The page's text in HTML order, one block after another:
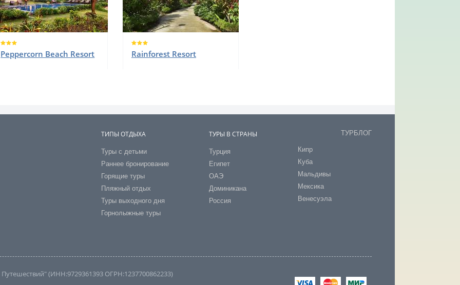
Peppercorn Beach Resort Rainforest Resort
ТИПЫ ОТДЫХА
Туры с детьми
Раннее бронирование
Горящие туры
Пляжный отдых
Туры выходного дня
Горнолыжные туры
ТУРЫ В СТРАНЫ
Турция
Египет
ОАЭ
Доминикана
Россия
ТУРБЛОГ
Кипр
Куба
Мальдивы
Мексика
Венесуэла
(ИНН:9729361393 ОГРН:1237700862233)